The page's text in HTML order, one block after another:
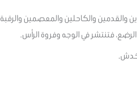
والقدمين والكاحلين والمعصمين والرقبة
فتنتشر في الوجه وفروة الرأس.